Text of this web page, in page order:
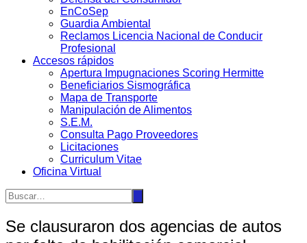
EnCoSep
Guardia Ambiental
Reclamos Licencia Nacional de Conducir
Profesional
Accesos rápidos
Apertura Impugnaciones Scoring Hermitte
Beneficiarios Sismográfica
Mapa de Transporte
Manipulación de Alimentos
S.E.M.
Consulta Pago Proveedores
Licitaciones
Curriculum Vitae
Oficina Virtual
Se clausuraron dos agencias de autos